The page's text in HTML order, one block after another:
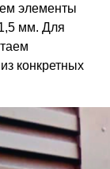
элементы
мм. Для
конкретных